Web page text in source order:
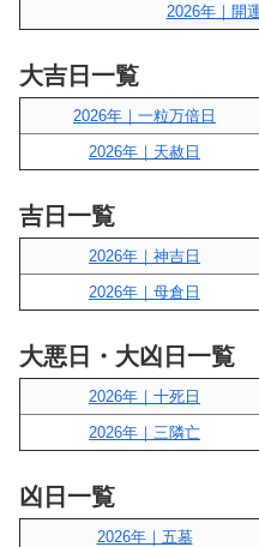
2026年｜開
大吉日一覧
2026年｜一粒万倍日
2026年｜天赦日
吉日一覧
2026年｜神吉日
2026年｜母倉日
大悪日・大凶日一覧
2026年｜十死日
2026年｜三隣亡
凶日一覧
2026年｜五墓